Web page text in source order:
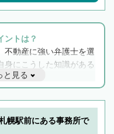
ントは？
不動産に強い弁護士を選
身にこうした知識がある
ムーズに進み、トラブル
トータルで任せることが
は感情がからむ分野なの
です。実際に電話や面談
と見る
幌駅前にある事務所で